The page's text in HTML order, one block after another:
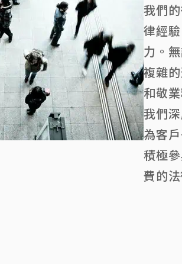
我們
律經
力。
複雜
和敬
我們
為客
積極
費的